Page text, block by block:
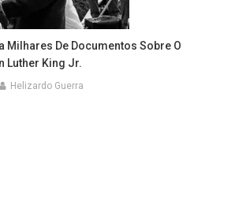
Milhares De Documentos Sobre O
Luther King Jr.
Helizardo Guerra